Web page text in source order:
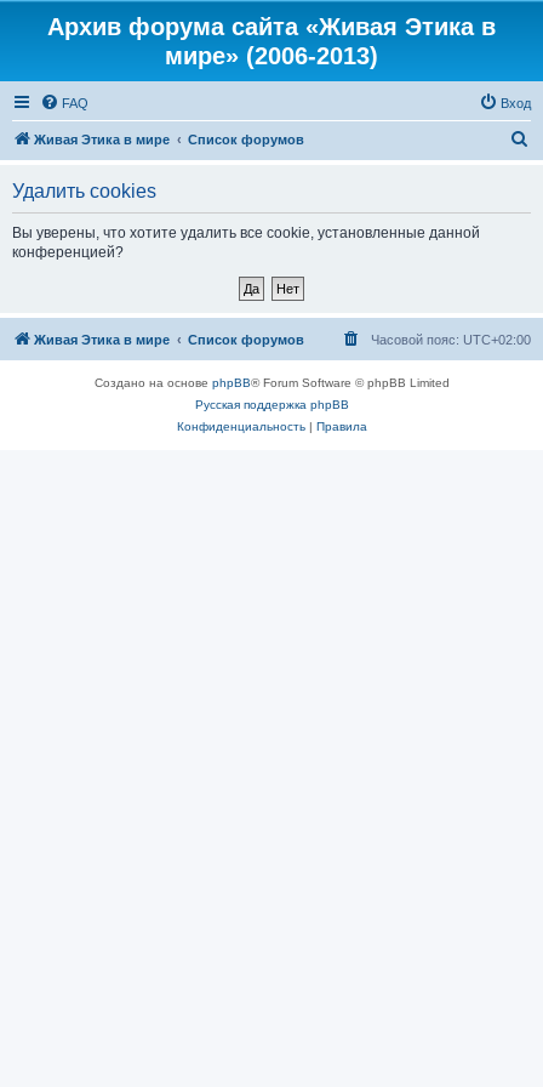
Архив форума сайта «Живая Этика в
мире» (2006-2013)
FAQ Вход
Живая Этика в мире Список форумов
Удалить cookies
Вы уверены, что хотите удалить все cookie, установленные данной
конференцией?
Живая Этика в мире Список форумов Часовой пояс: UTC+02:00
Создано на основе phpBB® Forum Software © phpBB Limited
Русская поддержка phpBB
Конфиденциальность| Правила